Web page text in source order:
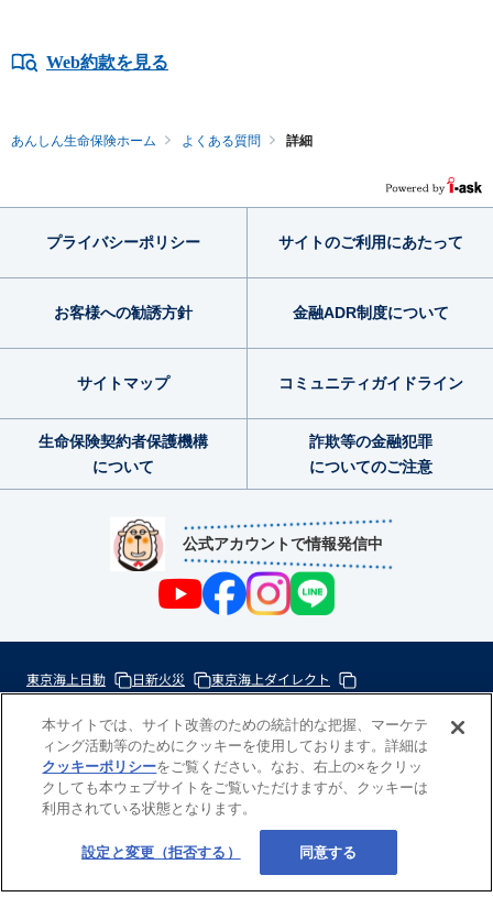
Web約款を見る
あんしん生命保険ホーム よくある質問 詳細
公式アカウントで情報発信中
プライバシーポリシー サイトのご利用にあたって
お客様への勧誘方針 金融ADR制度について
サイトマップ コミュニティガイドライン
生命保険契約者保護機構
について
詐欺等の金融犯罪
についてのご注意
東京海上日動 日新火災
東京海上ダイレクト
東京海上ミレア少額短期
次
の
一
東
上
Copyright(c) 東京海上日動あんしん生命
本サイトでは、サイト改善のための統計的な把握、マーケテ
ィング活動等のためにクッキーを使用しております。詳細は
クッキーポリシーをご覧ください。なお、右上の×をクリッ
クしても本ウェブサイトをご覧いただけますが、クッキーは
利用されている状態となります。
設定と変更（拒否する） 同意する